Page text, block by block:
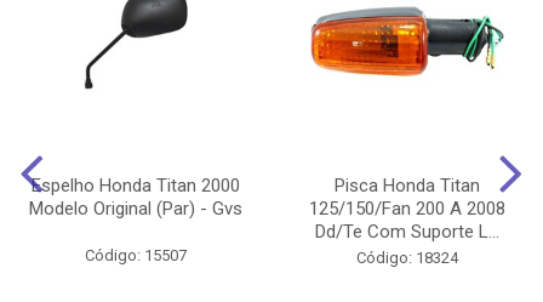
Espelho Honda Titan 2000
Modelo Original (Par) - Gvs
Código: 15507
Pisca Honda Titan
125/150/Fan 200 A 2008
Dd/Te Com Suporte L...
Código: 18324